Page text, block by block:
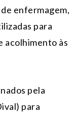
enfermagem,
para
acolhimento às
pela
para